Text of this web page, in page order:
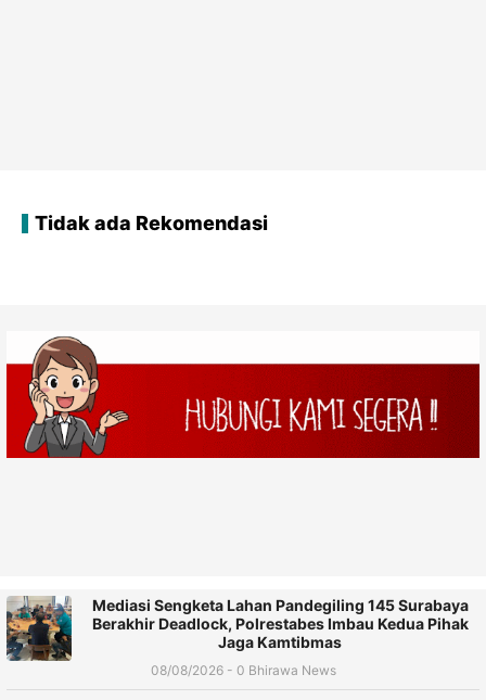
Tidak ada Rekomendasi
Mediasi Sengketa Lahan Pandegiling 145 Surabaya
Berakhir Deadlock, Polrestabes Imbau Kedua Pihak
Jaga Kamtibmas
08/08/2026 - 0 Bhirawa News